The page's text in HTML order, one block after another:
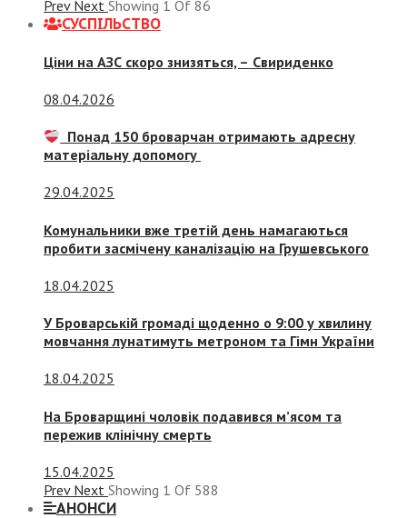
Prev Next Showing 1 Of 86
СУСПIЛЬСТВО
Ціни на АЗС скоро знизяться, – Свириденко
08.04.2026
Понад 150 броварчан отримають адресну
матеріальну допомогу
29.04.2025
Комунальники вже третій день намагаються
пробити засмічену каналізацію на Грушевського
18.04.2025
У Броварській громаді щоденно о 9:00 у хвилину
мовчання лунатимуть метроном та Гімн України
18.04.2025
На Броварщині чоловік подавився м’ясом та
пережив клінічну смерть
15.04.2025
Prev Next Showing 1 Of 588
АНОНСИ